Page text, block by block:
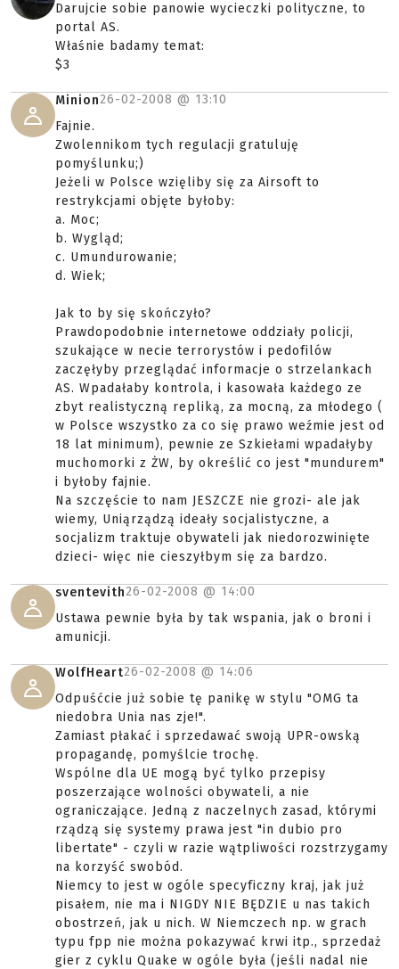
Darujcie sobie panowie wycieczki polityczne, to
portal AS.
Właśnie badamy temat:
$3
Minion26-02-2008 @ 13:10
Fajnie.
Zwolennikom tych regulacji gratuluję
pomyślunku;)
Jeżeli w Polsce wzięliby się za Airsoft to
restrykcjami objęte byłoby:
a. Moc;
b. Wygląd;
c. Umundurowanie;
d. Wiek;
Jak to by się skończyło?
Prawdopodobnie internetowe oddziały policji,
szukające w necie terrorystów i pedofilów
zaczęłyby przeglądać informacje o strzelankach
AS. Wpadałaby kontrola, i kasowała każdego ze
zbyt realistyczną repliką, za mocną, za młodego (
w Polsce wszystko za co się prawo weźmie jest od
18 lat minimum), pewnie ze Szkiełami wpadałyby
muchomorki z ŻW, by określić co jest "mundurem"
i byłoby fajnie.
Na szczęście to nam JESZCZE nie grozi- ale jak
wiemy, Uniąrządzą ideały socjalistyczne, a
socjalizm traktuje obywateli jak niedorozwinięte
dzieci- więc nie cieszyłbym się za bardzo.
sventevith26-02-2008 @ 14:00
Ustawa pewnie była by tak wspania, jak o broni i
amunicji.
WolfHeart26-02-2008 @ 14:06
Odpuśćcie już sobie tę panikę w stylu "OMG ta
niedobra Unia nas zje!".
Zamiast płakać i sprzedawać swoją UPR-owską
propagandę, pomyślcie trochę.
Wspólne dla UE mogą być tylko przepisy
poszerzające wolności obywateli, a nie
ograniczające. Jedną z naczelnych zasad, którymi
rządzą się systemy prawa jest "in dubio pro
libertate" - czyli w razie wątpliwości rozstrzygamy
na korzyść swobód.
Niemcy to jest w ogóle specyficzny kraj, jak już
pisałem, nie ma i NIGDY NIE BĘDZIE u nas takich
obostrzeń, jak u nich. W Niemczech np. w grach
typu fpp nie można pokazywać krwi itp., sprzedaż
gier z cyklu Quake w ogóle była (jeśli nadal nie